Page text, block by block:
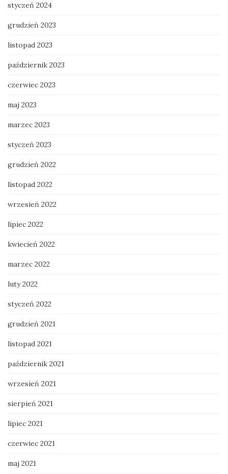
styczeń 2024
grudzień 2023
listopad 2023
październik 2023
czerwiec 2023
maj 2023
marzec 2023
styczeń 2023
grudzień 2022
listopad 2022
wrzesień 2022
lipiec 2022
kwiecień 2022
marzec 2022
luty 2022
styczeń 2022
grudzień 2021
listopad 2021
październik 2021
wrzesień 2021
sierpień 2021
lipiec 2021
czerwiec 2021
maj 2021